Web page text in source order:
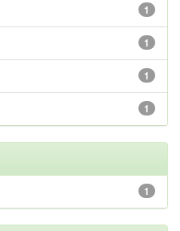
1
1
1
1
1